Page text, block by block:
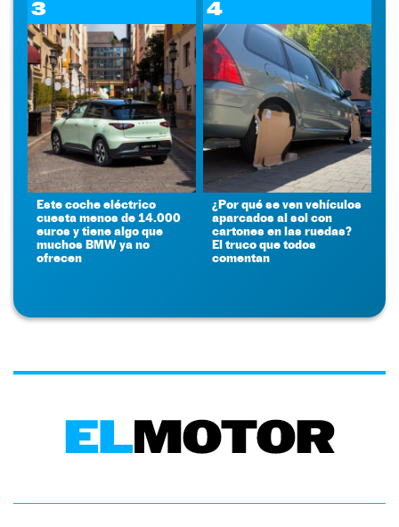
3
Este coche eléctrico
cuesta menos de 14.000
euros y tiene algo que
muchos BMW ya no
ofrecen
4
¿Por qué se ven vehículos
aparcados al sol con
cartones en las ruedas?
El truco que todos
comentan